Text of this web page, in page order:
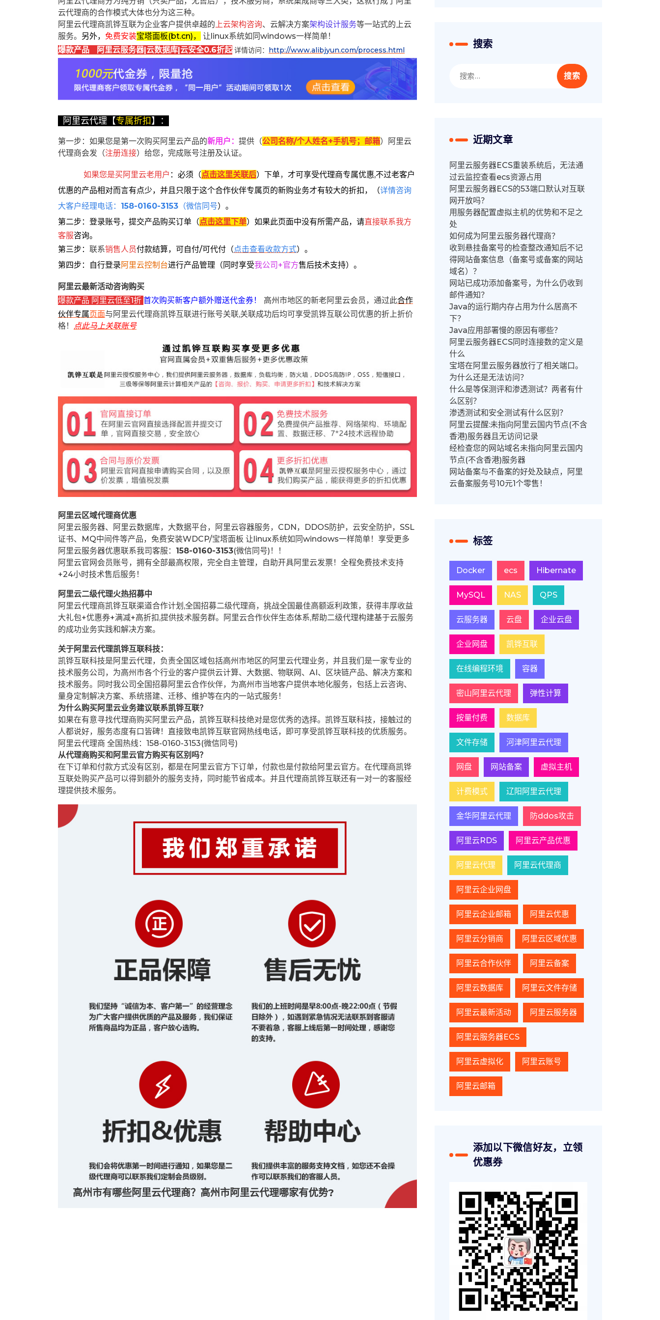
高州市有哪些阿里云代理商？高州市阿里云代理哪家有优势?
云代理商的合作模式大体也分为这三种。
阿里云代理商凯铧互联为企业客户提供卓越的上云架构咨询、云解决方案架构设计服务等一站式的上云
服务。 另外， 免费安装宝塔面板(bt.cn)，
让linux系统如同windows一样简单！
爆款产品 阿里云服务器|云数据库|云安全0.6折起 详情访问： http://www.alibjyun.com/process.html
阿里云代理【专属折扣】：
第一步：如果您是第一次购买阿里云产品的新用户 ： 提供（公司名称/个人姓名+手机号；邮箱）阿里云
代理商会发（注册连接）给您，完成账号注册及认证。
如果您是买阿里云老用户 ： 必须 （点击这里关联后） 下单， 才可享受代理商专属优惠,不过老客户
优惠的产品相对而言有点少，并且只限于这个合作伙伴专属页的新购业务才有较大的折扣，
（详情咨询
大客户经理电话： 158-0160-3153 （微信同号）。
第二步：登录账号，提交产品购买订单（点击这里下单） 如果此页面中没有所需产品，请直接联系我方
客服咨询。
第三步： 联系销售人员付款结算，可自付/可代付（点击查看收款方式）。
第四步：自行登录 阿里云控制台进行产品管理（同时享受我公司+官方售后技术支持）。
阿里云最新活动咨询购买
爆款产品 阿里云低至1折 首次购买新客户额外赠送代金券！ 高州市地区的新老阿里云会员，通过此合作
伙伴专属页面与阿里云代理商凯铧互联进行账号关联,关联成功后均可享受凯铧互联公司优惠的折上折价
格！ 点此马上关联账号
阿里云区域代理商优惠
阿里云服务器、阿里云数据库，大数据平台，阿里云容器服务，CDN，DDOS防护，云安全防护，SSL
证书、MQ中间件等产品，免费安装WDCP/宝塔面板 让linux系统如同windows一样简单！享受更多
阿里云服务器优惠联系我司客服： 158-0160-3153(微信同号)！！
阿里云官网会员账号，拥有全部最高权限，完全自主管理，自助开具阿里云发票！全程免费技术支持
+24小时技术售后服务！
阿里云二级代理火热招募中
阿里云代理商凯铧互联渠道合作计划,全国招募二级代理商，挑战全国最佳高额返利政策，获得丰厚收益
大礼包+优惠券+满减+高折扣,提供技术服务群。阿里云合作伙伴生态体系,帮助二级代理构建基于云服务
的成功业务实践和解决方案。
关于阿里云代理凯铧互联科技：
凯铧互联科技是阿里云代理，负责全国区域包括高州市地区的阿里云代理业务，并且我们是一家专业的
技术服务公司，为高州市各个行业的客户提供云计算、大数据、物联网、AI、区块链产品、解决方案和
技术服务。同时我公司全国招募阿里云合作伙伴，为高州市当地客户提供本地化服务，包括上云咨询、
量身定制解决方案、系统搭建、迁移、维护等在内的一站式服务！
为什么购买阿里云业务建议联系凯铧互联？
如果在有意寻找代理商购买阿里云产品，凯铧互联科技绝对是您优秀的选择。凯铧互联科技，接触过的
人都说好，服务态度有口皆碑！直接致电凯铧互联官网热线电话，即可享受凯铧互联科技的优质服务。
阿里云代理商 全国热线：158-0160-3153(微信同号)
从代理商购买和阿里云官方购买有区别吗？
在下订单和付款方式没有区别，都是在阿里云官方下订单，付款也是付款给阿里云官方。在代理商凯铧
互联处购买产品可以得到额外的服务支持，同时能节省成本。并且代理商凯铧互联还有一对一的客服经
理提供技术服务。
搜索
索：
近期文章
阿里云服务器ECS重装系统后，无法通
过云监控查看ecs资源占用
阿里云服务器ECS的53端口默认对互联
网开放吗？
用服务器配置虚拟主机的优势和不足之
处
如何成为阿里云服务器代理商？
收到悬挂备案号的检查整改通知后不记
得网站备案信息（备案号或备案的网站
域名）？
网站已成功添加备案号，为什么仍收到
邮件通知？
Java的运行期内存占用为什么居高不
下？
Java应用部署慢的原因有哪些？
阿里云服务器ECS同时连接数的定义是
什么
宝塔在阿里云服务器放行了相关端口。
为什么还是无法访问？
什么是等保测评和渗透测试？两者有什
么区别？
渗透测试和安全测试有什么区别？
阿里云提醒:未指向阿里云国内节点(不含
香港)服务器且无访问记录
经检查您的网站域名未指向阿里云国内
节点(不含香港)服务器
网站备案与不备案的好处及缺点，阿里
云备案服务号10元1个零售！
标签
Docker ecs Hibernate
MySQL NAS QPS
云服务器 云盘 企业云盘
企业网盘 凯铧互联
在线编程环境 容器
密山阿里云代理 弹性计算
按量付费 数据库
文件存储 河津阿里云代理
网盘 网站备案 虚拟主机
计费模式 辽阳阿里云代理
金华阿里云代理 防ddos攻击
阿里云RDS 阿里云产品优惠
阿里云代理 阿里云代理商
阿里云企业网盘
阿里云企业邮箱 阿里云优惠
阿里云分销商 阿里云区域优惠
阿里云合作伙伴 阿里云备案
阿里云数据库 阿里云文件存储
阿里云最新活动 阿里云服务器
阿里云服务器ECS
阿里云虚拟化 阿里云账号
阿里云邮箱
添加以下微信好友，立领
优惠券